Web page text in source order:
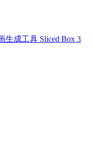
生成工具 Sliced Box 3